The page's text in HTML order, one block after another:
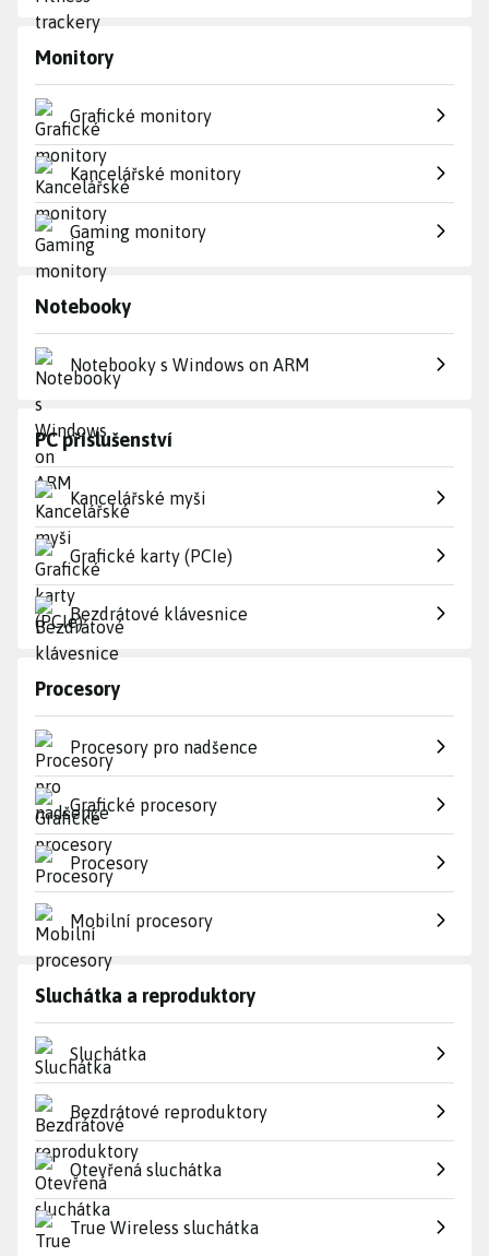
Monitory
Grafické monitory
Kancelářské monitory
Gaming monitory
Notebooky
Notebooky s Windows on ARM
PC příslušenství
Kancelářské myši
Grafické karty (PCIe)
Bezdrátové klávesnice
Procesory
Procesory pro nadšence
Grafické procesory
Procesory
Mobilní procesory
Sluchátka a reproduktory
Sluchátka
Bezdrátové reproduktory
Otevřená sluchátka
True Wireless sluchátka